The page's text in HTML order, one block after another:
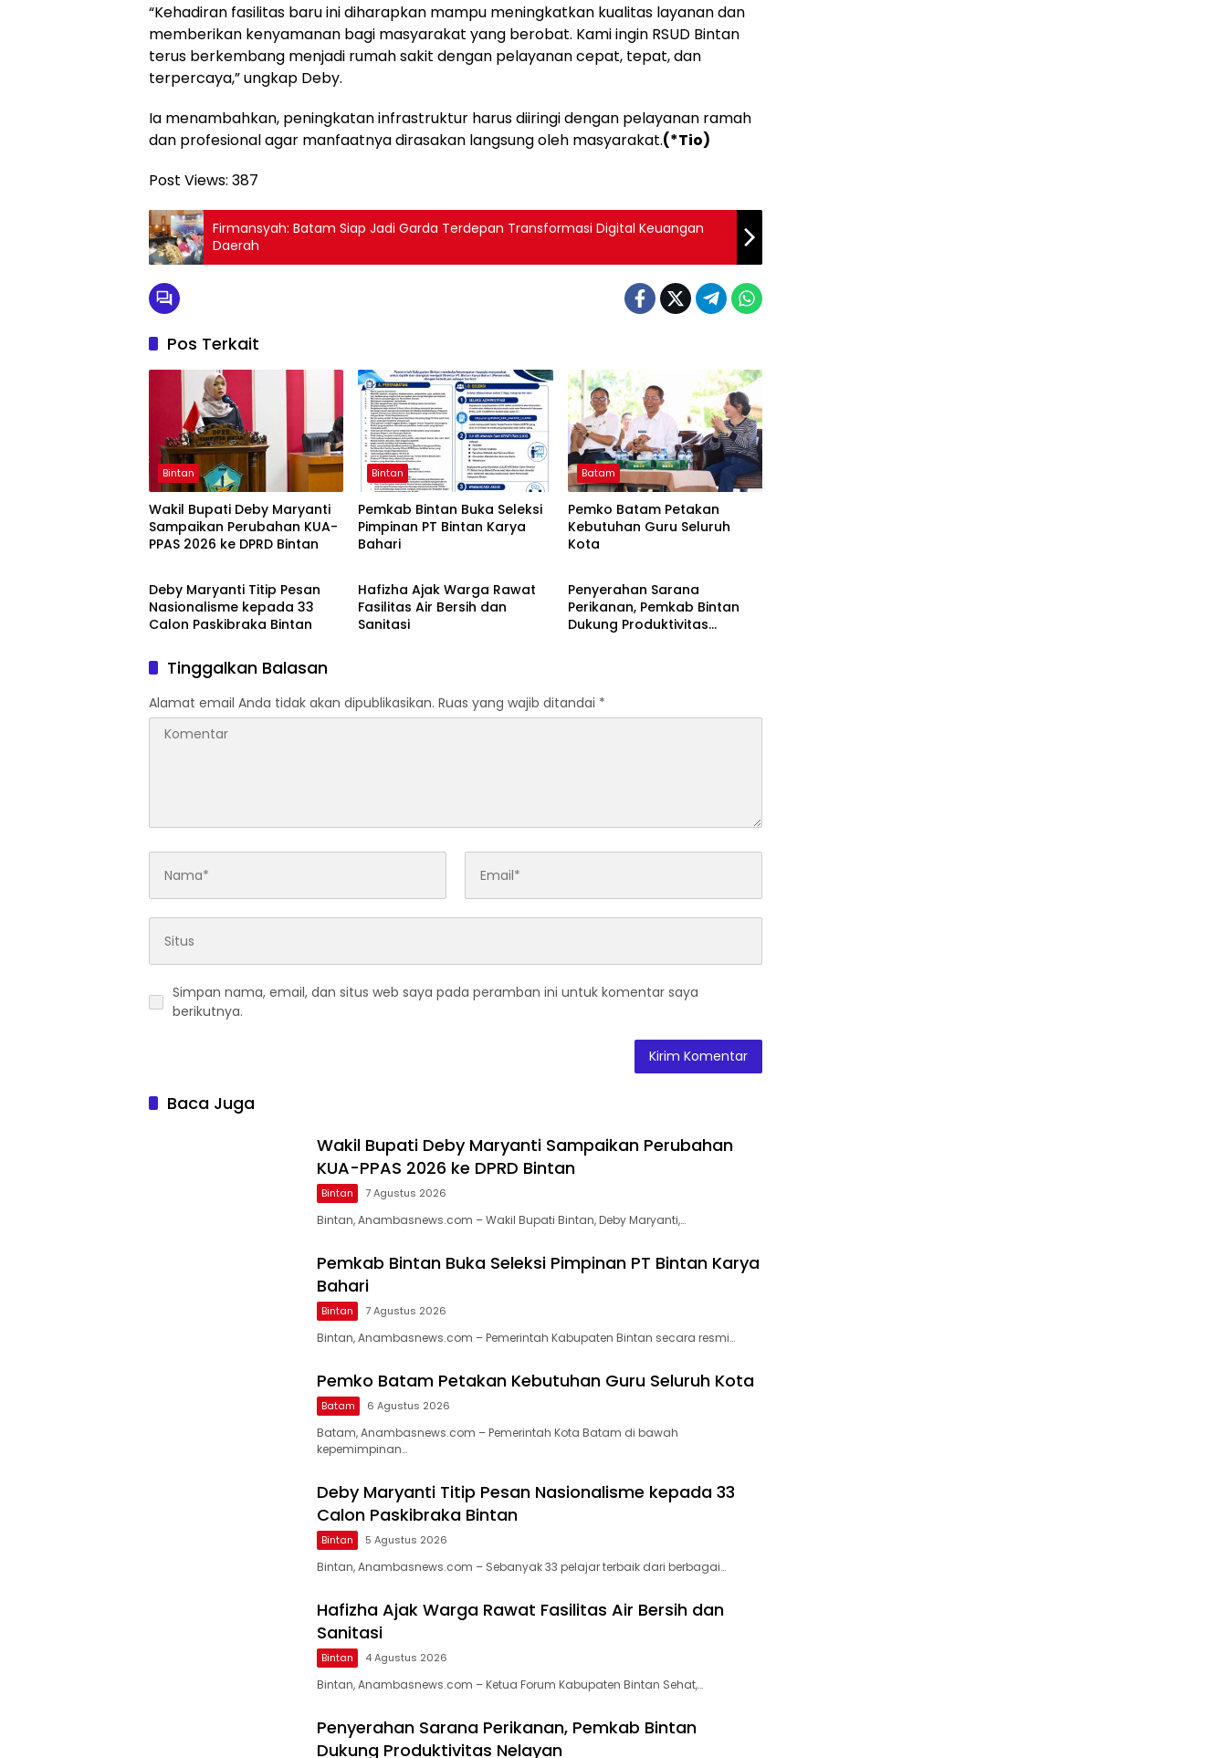
“Kehadiran fasilitas baru ini diharapkan mampu meningkatkan kualitas layanan dan
memberikan kenyamanan bagi masyarakat yang berobat. Kami ingin RSUD Bintan
terus berkembang menjadi rumah sakit dengan pelayanan cepat, tepat, dan
terpercaya,” ungkap Deby.
Ia menambahkan, peningkatan infrastruktur harus diiringi dengan pelayanan ramah
dan profesional agar manfaatnya dirasakan langsung oleh masyarakat.(*Tio)
Post Views: 387
Firmansyah: Batam Siap Jadi Garda Terdepan Transformasi Digital Keuangan
Daerah
Pos Terkait
Bintan
Wakil Bupati Deby Maryanti
Sampaikan Perubahan KUA-
PPAS 2026 ke DPRD Bintan
Bintan
Pemkab Bintan Buka Seleksi
Pimpinan PT Bintan Karya
Bahari
Batam
Pemko Batam Petakan
Kebutuhan Guru Seluruh
Kota
Bintan
Deby Maryanti Titip Pesan
Nasionalisme kepada 33
Calon Paskibraka Bintan
Bintan
Hafizha Ajak Warga Rawat
Fasilitas Air Bersih dan
Sanitasi
Bintan
Penyerahan Sarana
Perikanan, Pemkab Bintan
Dukung Produktivitas
Tinggalkan Balasan
Alamat email Anda tidak akan dipublikasikan. Ruas yang wajib ditandai *
Simpan nama, email, dan situs web saya pada peramban ini untuk komentar saya
berikutnya.
Baca Juga
Wakil Bupati Deby Maryanti Sampaikan Perubahan
KUA-PPAS 2026 ke DPRD Bintan
Bintan 7 Agustus 2026
Bintan, Anambasnews.com – Wakil Bupati Bintan, Deby Maryanti,…
Pemkab Bintan Buka Seleksi Pimpinan PT Bintan Karya
Bahari
Bintan 7 Agustus 2026
Bintan, Anambasnews.com – Pemerintah Kabupaten Bintan secara resmi…
Pemko Batam Petakan Kebutuhan Guru Seluruh Kota
Batam 6 Agustus 2026
Batam, Anambasnews.com – Pemerintah Kota Batam di bawah
kepemimpinan…
Deby Maryanti Titip Pesan Nasionalisme kepada 33
Calon Paskibraka Bintan
Bintan 5 Agustus 2026
Bintan, Anambasnews.com – Sebanyak 33 pelajar terbaik dari berbagai…
Hafizha Ajak Warga Rawat Fasilitas Air Bersih dan
Sanitasi
Bintan 4 Agustus 2026
Bintan, Anambasnews.com – Ketua Forum Kabupaten Bintan Sehat,…
Penyerahan Sarana Perikanan, Pemkab Bintan
Dukung Produktivitas Nelayan